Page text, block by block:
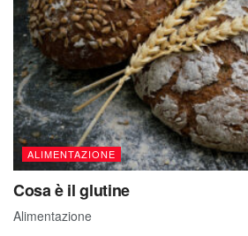
ALIMENTAZIONE
Cosa è il glutine
Alimentazione